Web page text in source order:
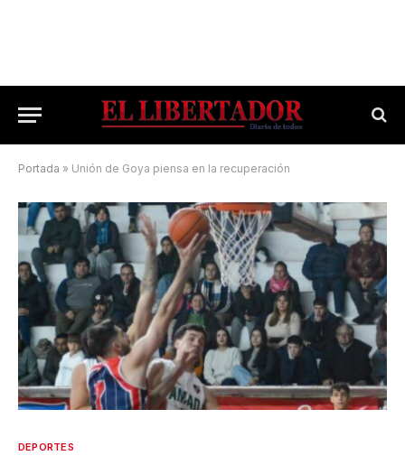
Portada » Unión de Goya piensa en la recuperación
DEPORTES